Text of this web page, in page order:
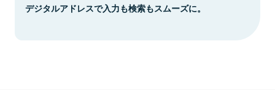
デジタルアドレスで入力も検索もスムーズに。